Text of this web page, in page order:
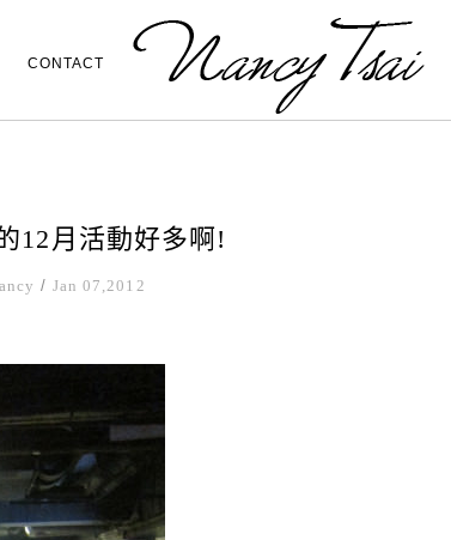
CONTACT
12月活動好多啊!
/Jan 07,2012